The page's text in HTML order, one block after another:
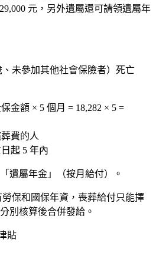
元 ，另外遺屬還可請領遺屬年
、未參加其他社會保險者）死亡
金額 × 5 個月 = 18,282 × 5 =
費的人
起 5 年內
遺屬年金」（按月給付）。
保和國保年資，喪葬給付只能擇
別核算後合併發給。
貼